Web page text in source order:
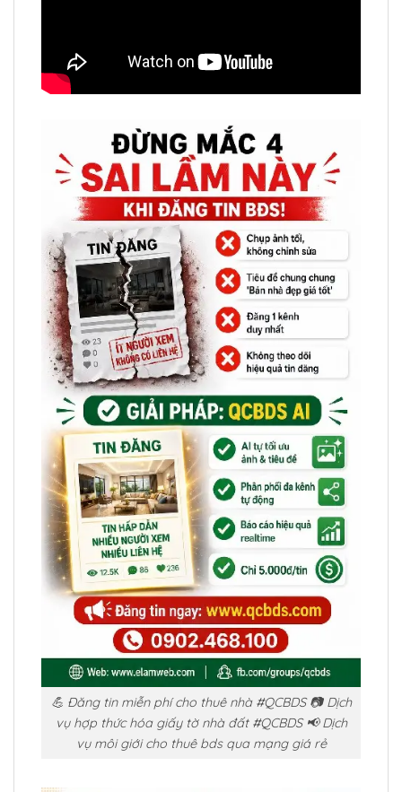
💪 Đăng tin miễn phí cho thuê nhà #QCBDS 📷 Dịch
vụ hợp thức hóa giấy tờ nhà đất #QCBDS 📢 Dịch
vụ môi giới cho thuê bds qua mạng giá rẻ